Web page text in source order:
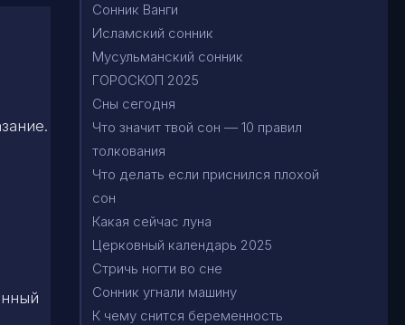
Сонник Ванги
Исламский сонник
Мусульманский сонник
ГОРОСКОП 2025
Сны сегодня
Что значит твой сон — 10 правил
толкования
Что делать если приснился плохой
сон
Какая сейчас луна
Церковный календарь 2025
Стричь ногти во сне
Сонник угнали машину
К чему снится беременность